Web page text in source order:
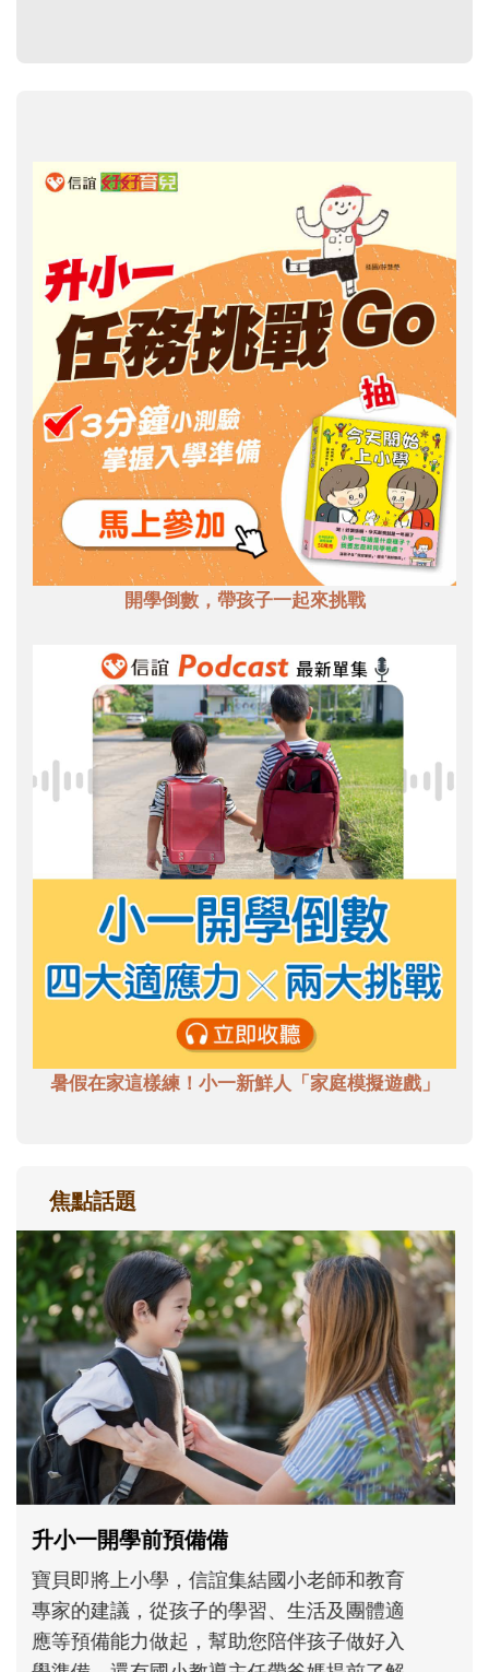
開學倒數，帶孩子一起來挑戰
暑假在家這樣練！小一新鮮人「家庭模擬遊戲」
焦點話題
和孩子一起長大的那個男人│讀懂父親的
不同模樣
沒有人天生就擅長當爸爸！男人總是在一次
次「前所未有」的體驗中，跟著孩子一起長
大。從給予安全感的肢體遊戲，到獨立自
主、角色認同及解決問題的能力養成。爸爸
正嘗試用不同的模樣，參與孩子每個重要的